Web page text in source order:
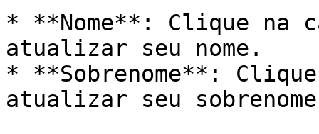
* **Nome**: Clique na
atualizar seu nome.
* **Sobrenome**:
atualizar seu